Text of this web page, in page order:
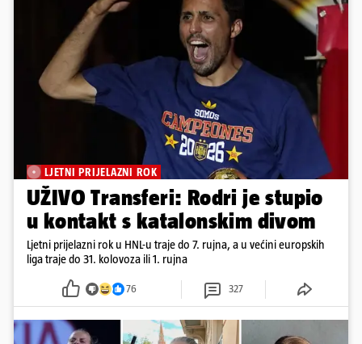
LJETNI PRIJELAZNI ROK
UŽIVO Transferi: Rodri je stupio
u kontakt s katalonskim divom
Ljetni prijelazni rok u HNL-u traje do 7. rujna, a u većini europskih
liga traje do 31. kolovoza ili 1. rujna
76 327